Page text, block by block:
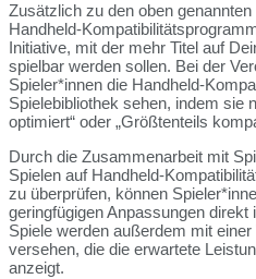
Zusätzlich zu den oben
Handheld-
Initiative, mit der mehr Titel auf
spielbar werden sollen. Bei der
Spieler*innen die Handheld-
Spielebibliothek sehen, indem sie
optimiert“ oder „Größtenteils
Durch die Zusammenarbeit mit
Spielen auf Handheld-
zu überprüfen, können
geringfügigen Anpassungen direkt
Spiele werden außerdem mit
versehen, die die erwartete
anzeigt.